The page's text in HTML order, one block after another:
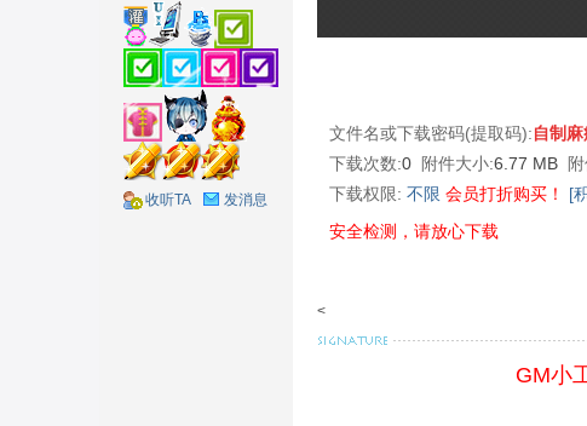
收听TA 发消息
文件名或下载密码(提取码):自制
下载次数:0 附件大小:6.77 MB
下载权限: 不限 会员打折购买！ [
安全检测，请放心下载
<
GM小